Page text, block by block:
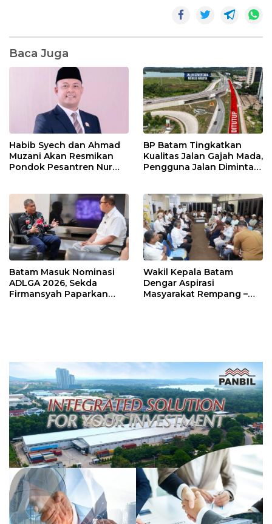
Baca Juga
Habib Syech dan Ahmad
Muzani Akan Resmikan
Pondok Pesantren Nur
BP Batam Tingkatkan
Kualitas Jalan Gajah Mada,
Pengguna Jalan Diminta
Batam Masuk Nominasi
ADLGA 2026, Sekda
Firmansyah Paparkan
Wakil Kepala Batam
Dengar Aspirasi
Masyarakat Rempang –